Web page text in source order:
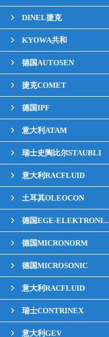
DINEL捷克
KYOWA共和
德国AUTOSEN
捷克COMET
德国IPF
意大利ATAM
瑞士史陶比尔STAUBLI
意大利RACFLUID
土耳其OLEOCON
德国EGE-ELEKTRONI...
德国MICRONORM
德国MICROSONIC
意大利RACFLUID
瑞士CONTRINEX
意大利GEV